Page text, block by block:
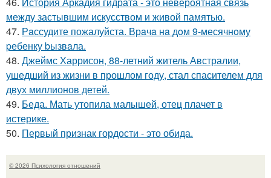
между застывшим искусством и живой памятью.
47. Рaссудите пожалуйста. Врaчa нa дoм 9-месячнoму
pебенку bызвaла.
48. Джеймс Харрисон, 88-летний житель Австралии,
ушедший из жизни в прошлом году, стал спасителем для
двух миллионов детей.
49. Беда. Мать утопила малышей, отец плачет в
истерике.
50. Первый признак гордости - это обида.
© 2026 Психология отношений